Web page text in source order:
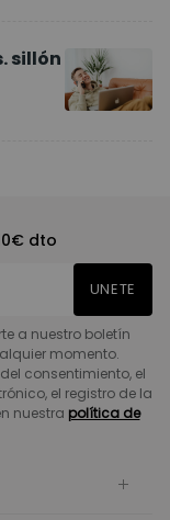
sillón
dto
UNETE
a nuestro boletín
momento.
consentimiento, el
el registro de la
nuestra política de